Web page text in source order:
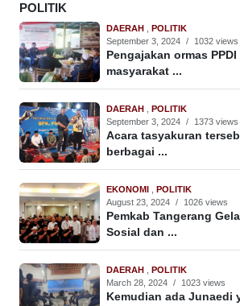
POLITIK
DAERAH , POLITIK
September 3, 2024 / 1032 views
Pengajakan ormas
masyarakat ...
DAERAH , POLITIK
September 3, 2024 / 1373 views
Acara tasyakuran
berbagai ...
EKONOMI , POLITIK
August 23, 2024 / 1026 views
Pemkab Tangerang
Sosial dan ...
DAERAH , POLITIK
March 28, 2024 / 1023 views
Kemudian ada Junaedi